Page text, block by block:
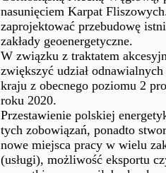
nasunięciem Karpat
zaprojektować przebudowę
zakłady geoenergetyczne.
W związku z traktatem
zwiększyć udział
kraju z obecnego poziomu 2
roku 2020.
Przestawienie polskiej
tych zobowiązań, ponadto
nowe miejsca pracy w wielu
(usługi), możliwość eksportu